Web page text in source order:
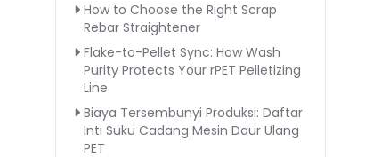
How to Choose the Right Scrap
Rebar Straightener
Flake-to-Pellet Sync: How Wash
Purity Protects Your rPET Pelletizing
Line
Biaya Tersembunyi Produksi: Daftar
Inti Suku Cadang Mesin Daur Ulang
PET